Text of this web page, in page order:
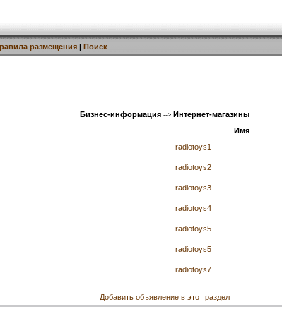
размещения | Поиск
Бизнес-информация --> Интернет-магазины
Имя
radiotoys1
radiotoys2
radiotoys3
radiotoys4
radiotoys5
radiotoys5
radiotoys7
Добавить объявление в этот раздел